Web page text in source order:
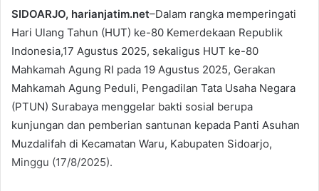
SIDOARJO, harianjatim.net–Dalam rangka memperingati
Hari Ulang Tahun (HUT) ke-80 Kemerdekaan Republik
Indonesia,17 Agustus 2025, sekaligus HUT ke-80
Mahkamah Agung RI pada 19 Agustus 2025, Gerakan
Mahkamah Agung Peduli, Pengadilan Tata Usaha Negara
(PTUN) Surabaya menggelar bakti sosial berupa
kunjungan dan pemberian santunan kepada Panti Asuhan
Muzdalifah di Kecamatan Waru, Kabupaten Sidoarjo,
Minggu (17/8/2025).